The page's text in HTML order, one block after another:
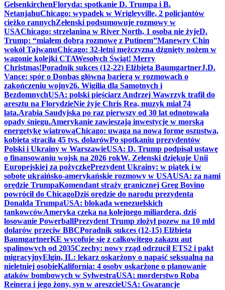
GelsenkirchenFloryda: spotkanie D. Trumpa i B.
NetanjahuChicago: wypadek w Wrigleyville, 2 policjantów
ciężko rannychZełenski podsumowuje rozmowy w
USAChicago: strzelanina w River North, 1 osoba nie żyjeD.
Trump: “miałem dobrą rozmowę z Putinem”Manewry Chin
wokół TajwanuChicago: 32-letni mężczyzna dźgnięty nożem w
wagonie kolejki CTAWesołych Świąt! Merry
Christmas!Poradnik sukces (12-22) Elżbieta BaumgartnerJ.D.
Vance: spór o Donbas główną barierą w rozmowach o
zakończeniu wojny26. Wigilia dla Samotnych i
BezdomnychUSA: polski pięściarz Andrzej Wawrzyk trafił do
aresztu na FlorydzieNie żyje Chris Rea, muzyk miał 74
lata.Arabia Saudyjska po raz pierwszy od 30 lat odnotowała
opady śniegu.Amerykanie zawieszają inwestycje w morską
energetykę wiatrowąChicago: uwaga na nową formę oszustwa,
kobieta straciła 45 tys. dolarówPo spotkaniu prezydentów
Polski i Ukrainy w WarszawieUSA: D. Trump podpisał ustawę
o finansowaniu wojsk na 2026 rokW. Zełenski dziękuje Unii
Europejskiej za pożyczkęPrezydent Ukrainy: w piątek i w
sobotę ukraińsko-amerykańskie rozmowy w USAUSA: za nami
orędzie TrumpaKomendant straży granicznej Greg Bovino
powrócił do ChicagoDziś orędzie do narodu prezydenta
Donalda TrumpaUSA: blokada wenezuelskich
tankowcówAmeryka czeka na kolejnego miliardera, dziś
losowanie PowerballPrezydent Trump złożył pozew na 10 mld
dolarów przeciw BBCPoradnik sukces (12-15) Elżbieta
BaumgartnerKE wycofuje się z całkowitego zakazu aut
spalinowych od 2035Czechy: nowy rząd odrzucił ETS2 i pakt
migracyjnyElgin, IL: lekarz oskarżony o napaść seksualną na
nieletniej osobieKalifornia: 4 osoby oskarżone o planowanie
ataków bombowych w SylwestraUSA: morderstwo Roba
Reinera i jego żony, syn w areszcieUSA: Gwarancje